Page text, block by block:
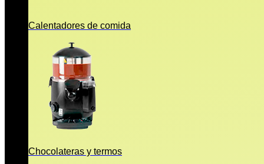
Calentadores de comida
Chocolateras y termos